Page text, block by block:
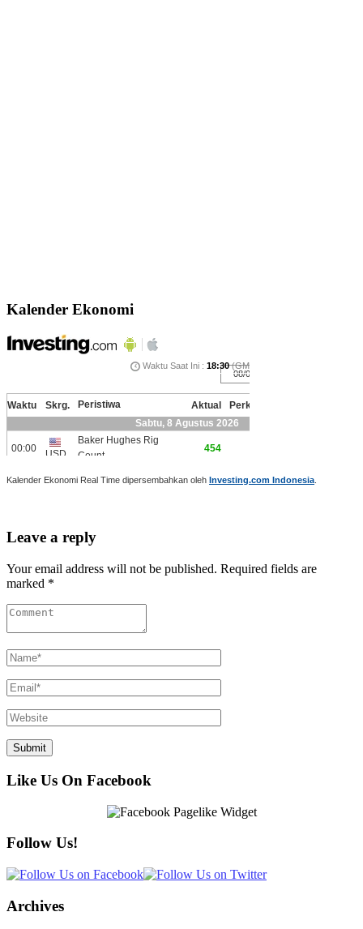
Kalender Ekonomi
Kalender Ekonomi Real Time dipersembahkan oleh Investing.com Indonesia
Leave a reply
Your email address will not be published. Required fields are
marked *
Like Us On Facebook
Follow Us!
Archives